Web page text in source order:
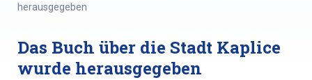
herausgegeben
Das Buch über die Stadt Kaplice
wurde herausgegeben